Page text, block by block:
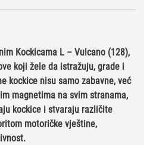
Kockicama L – Vulcano (128),
koji žele da istražuju, grade i
kockice nisu samo zabavne, već
magnetima na svim stranama,
kockice i stvaraju različite
motoričke vještine,